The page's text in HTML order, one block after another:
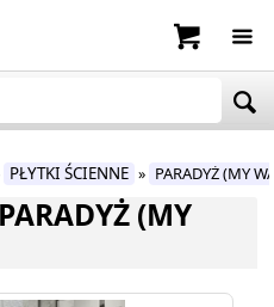
PŁYTKI ŚCIENNE » PARADYŻ (MY
(MY